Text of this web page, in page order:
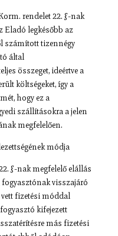
rendelet 22. §-nak
Eladó legkésőbb az
számított tizennégy
által
összeget, ideértve a
költségeket, így a
hogy ez a
szállításokra a jelen
megfelelően.
módja
§-nak megfelelő elállás
visszajáró
fizetési móddal
kifejezett
más fizetési